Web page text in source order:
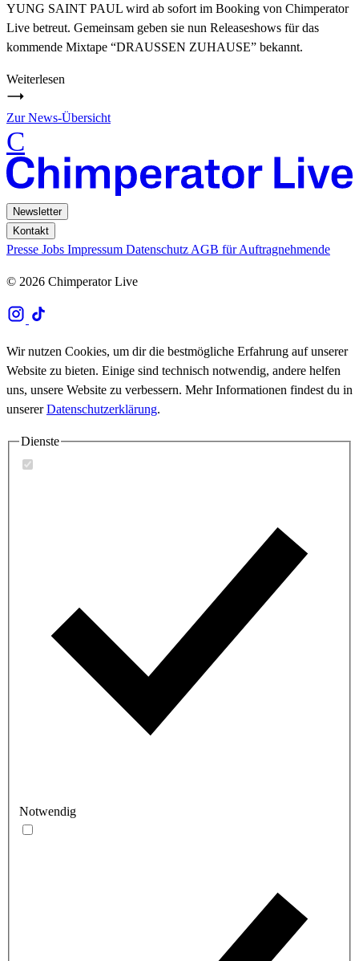
YUNG SAINT PAUL wird ab sofort im Booking von Chimperator
Live betreut. Gemeinsam geben sie nun Releaseshows für das
kommende Mixtape “DRAUSSEN ZUHAUSE” bekannt.
Weiterlesen
Zur News-Übersicht
C
Newsletter
Kontakt
Presse Jobs Impressum Datenschutz AGB für Auftragnehmende
© 2026 Chimperator Live
Wir nutzen Cookies, um dir die bestmögliche Erfahrung auf unserer
Website zu bieten. Einige sind technisch notwendig, andere helfen
uns, unsere Website zu verbessern. Mehr Informationen findest du in
unsererDatenschutzerklärung.
Dienste
Notwendig